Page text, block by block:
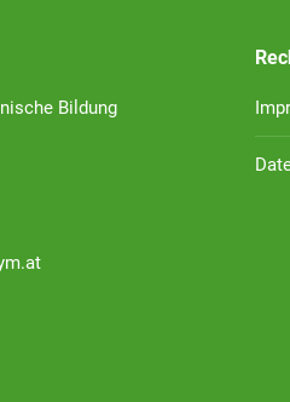
Bildung